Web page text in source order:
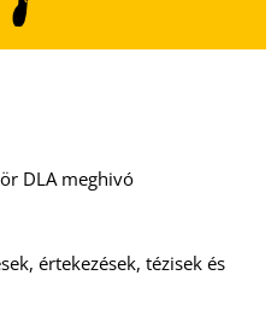
DLA meghivó
értekezések, tézisek és